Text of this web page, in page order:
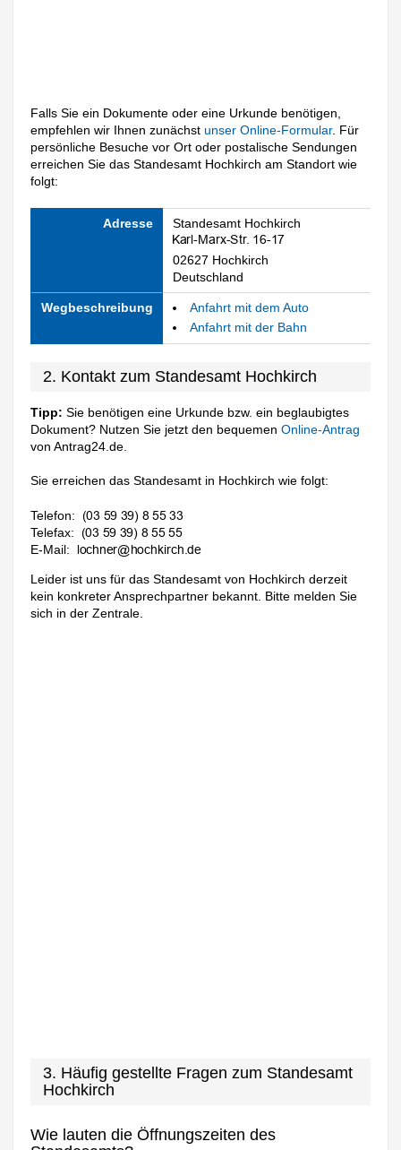
Falls Sie ein Dokumente oder eine Urkunde benötigen,
empfehlen wir Ihnen zunächstunser Online-Formular. Für
persönliche Besuche vor Ort oder postalische Sendungen
erreichen Sie das Standesamt Hochkirch am Standort wie
folgt:
Adresse Standesamt Hochkirch
02627 Hochkirch
Deutschland
Wegbeschreibung
Anfahrt mit dem Auto
Anfahrt mit der Bahn
2. Kontakt zum Standesamt Hochkirch
Tipp: Sie benötigen eine Urkunde bzw. ein beglaubigtes
Dokument? Nutzen Sie jetzt den bequemenOnline-Antrag
von Antrag24.de.
Sie erreichen das Standesamt in Hochkirch wie folgt:
Telefon:
Telefax:
E-Mail:
Leider ist uns für das Standesamt von Hochkirch derzeit
kein konkreter Ansprechpartner bekannt. Bitte melden Sie
sich in der Zentrale.
3. Häufig gestellte Fragen zum Standesamt
Hochkirch
Wie lauten die Öffnungszeiten des